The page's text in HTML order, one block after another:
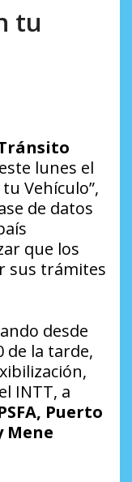
tu
lunes el
Vehículo”,
de datos
que los
sus trámites
desde
de la tarde,
INTT, a
Puerto
Mene